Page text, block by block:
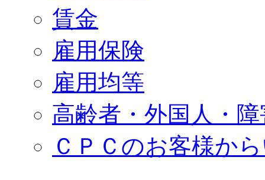
賃金
雇用保険
雇用均等
高齢者・外国人・
ＣＰＣのお客様か